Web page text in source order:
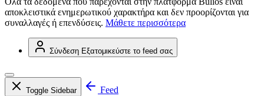
αποκλειστικά ενημερωτικού χαρακτήρα και δεν προορίζονται για
συναλλαγές ή επενδύσεις. Μάθετε περισσότερα
Σύνδεση Εξατομικεύστε το feed σας
Toggle Sidebar
Feed